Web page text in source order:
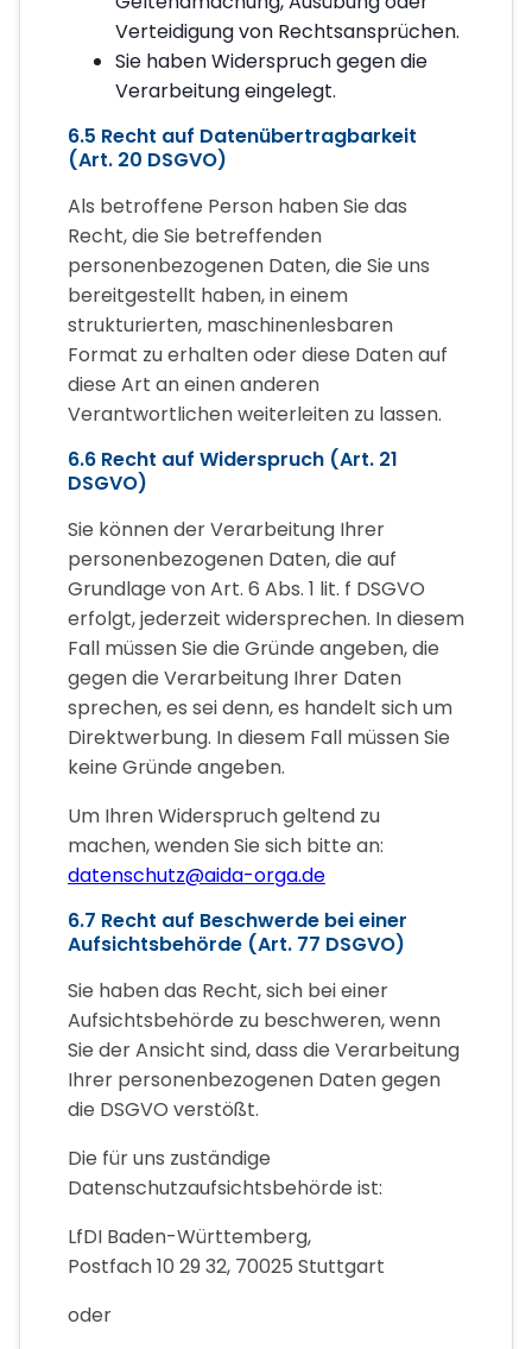
Verteidigung von Rechtsansprüchen.
Sie haben Widerspruch gegen die
Verarbeitung eingelegt.
6.5 Recht auf Datenübertragbarkeit
(Art. 20 DSGVO)
Als betroffene Person haben Sie das
Recht, die Sie betreffenden
personenbezogenen Daten, die Sie uns
bereitgestellt haben, in einem
strukturierten, maschinenlesbaren
Format zu erhalten oder diese Daten auf
diese Art an einen anderen
Verantwortlichen weiterleiten zu lassen.
6.6 Recht auf Widerspruch (Art. 21
DSGVO)
Sie können der Verarbeitung Ihrer
personenbezogenen Daten, die auf
Grundlage von Art. 6 Abs. 1 lit. f DSGVO
erfolgt, jederzeit widersprechen. In diesem
Fall müssen Sie die Gründe angeben, die
gegen die Verarbeitung Ihrer Daten
sprechen, es sei denn, es handelt sich um
Direktwerbung. In diesem Fall müssen Sie
keine Gründe angeben.
Um Ihren Widerspruch geltend zu
machen, wenden Sie sich bitte an:
datenschutz@aida-orga.de
6.7 Recht auf Beschwerde bei einer
Aufsichtsbehörde (Art. 77 DSGVO)
Sie haben das Recht, sich bei einer
Aufsichtsbehörde zu beschweren, wenn
Sie der Ansicht sind, dass die Verarbeitung
Ihrer personenbezogenen Daten gegen
die DSGVO verstößt.
Die für uns zuständige
Datenschutzaufsichtsbehörde ist:
LfDI Baden-Württemberg,
Postfach 10 29 32, 70025 Stuttgart
oder